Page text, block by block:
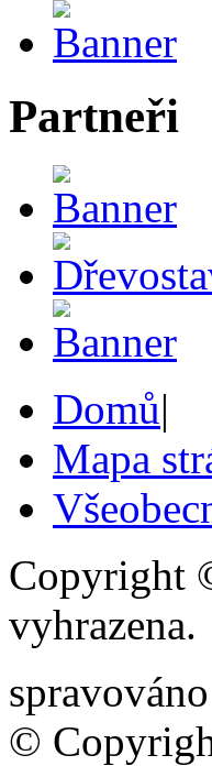
Partneři
Domů|
Mapa
Copyright
vyhrazena.
©